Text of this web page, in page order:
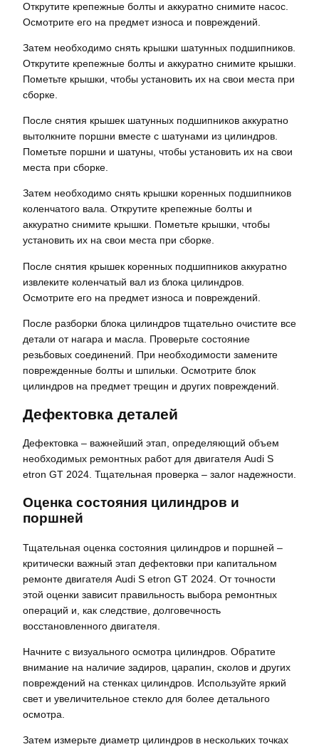
Открутите крепежные болты и аккуратно снимите насос.
Осмотрите его на предмет износа и повреждений.
Затем необходимо снять крышки шатунных подшипников.
Открутите крепежные болты и аккуратно снимите крышки.
Пометьте крышки, чтобы установить их на свои места при
сборке.
После снятия крышек шатунных подшипников аккуратно
вытолкните поршни вместе с шатунами из цилиндров.
Пометьте поршни и шатуны, чтобы установить их на свои
места при сборке.
Затем необходимо снять крышки коренных подшипников
коленчатого вала. Открутите крепежные болты и
аккуратно снимите крышки. Пометьте крышки, чтобы
установить их на свои места при сборке.
После снятия крышек коренных подшипников аккуратно
извлеките коленчатый вал из блока цилиндров.
Осмотрите его на предмет износа и повреждений.
После разборки блока цилиндров тщательно очистите все
детали от нагара и масла. Проверьте состояние
резьбовых соединений. При необходимости замените
поврежденные болты и шпильки. Осмотрите блок
цилиндров на предмет трещин и других повреждений.
Дефектовка деталей
Дефектовка – важнейший этап, определяющий объем
необходимых ремонтных работ для двигателя Audi S
etron GT 2024. Тщательная проверка – залог надежности.
Оценка состояния цилиндров и
поршней
Тщательная оценка состояния цилиндров и поршней –
критически важный этап дефектовки при капитальном
ремонте двигателя Audi S etron GT 2024. От точности
этой оценки зависит правильность выбора ремонтных
операций и, как следствие, долговечность
восстановленного двигателя.
Начните с визуального осмотра цилиндров. Обратите
внимание на наличие задиров, царапин, сколов и других
повреждений на стенках цилиндров. Используйте яркий
свет и увеличительное стекло для более детального
осмотра.
Затем измерьте диаметр цилиндров в нескольких точках